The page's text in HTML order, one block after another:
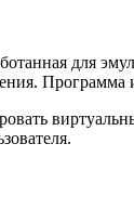
для
Программа